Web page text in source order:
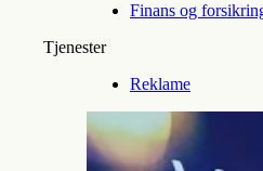
Finans og
Tjenester
Reklame